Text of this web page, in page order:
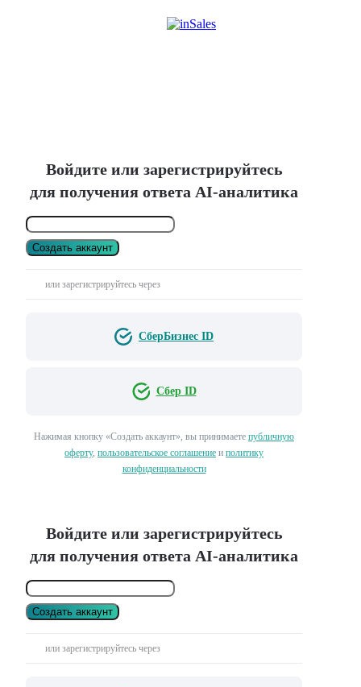
Войдите или зарегистрируйтесь
для получения ответа AI-аналитика
Создать аккаунт
или зарегистрируйтесь через
СберБизнес ID
Сбер ID
Нажимая кнопку «Создать аккаунт», вы принимаете публичную
оферту, пользовательское соглашение и политику
конфиденциальности
Войдите или зарегистрируйтесь
для получения ответа AI-аналитика
Создать аккаунт
или зарегистрируйтесь через